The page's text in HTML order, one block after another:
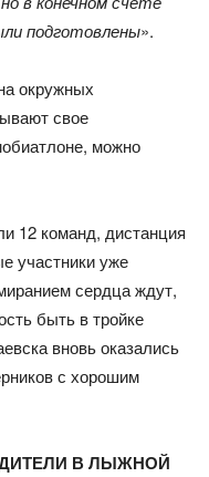
подготовлены».
окружных
свое
можно
12 команд, дистанция
участники уже
сердца ждут,
быть в тройке
вновь оказались
с хорошим
В ЛЫЖНОЙ